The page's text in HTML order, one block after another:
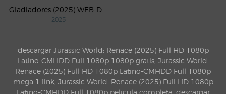
2025
descargar Jurassic World: Renace (2025) Full HD 1080p
Latino-CMHDD Full 1080p 1080p gratis, Jurassic World:
Renace (2025) Full HD 1080p Latino-CMHDD Full 1080p
mega 1 link, Jurassic World: Renace (2025) Full HD 1080p